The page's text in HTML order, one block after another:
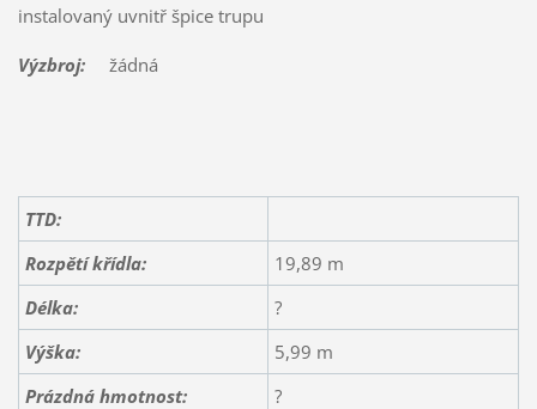
instalovaný uvnitř špice trupu
Výzbroj:žádná
TTD:
Rozpětí křídla:
19,89 m
Délka:
?
Výška:
5,99 m
Prázdná hmotnost:
?